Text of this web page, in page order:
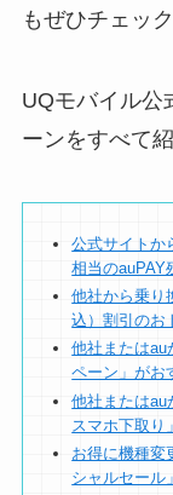
もぜひチェッ
UQモバイル公
ーンをすべて
公式サイトか
相当のauPAY
他社から乗り
込）割引のお
他社またはau
ペーン」がお
他社またはau
スマホ下取り
お得に機種変
シャルセール